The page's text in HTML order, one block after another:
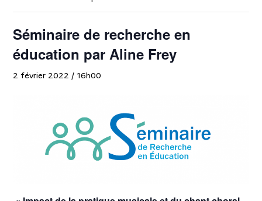
Séminaire de recherche en
éducation par Aline Frey
2 février 2022 / 16h00